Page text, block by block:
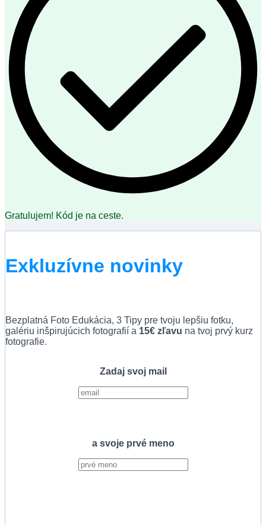
Gratulujem! Kód je na ceste.
Exkluzívne novinky
Bezplatná Foto Edukácia, 3 Tipy pre tvoju lepšiu fotku,
galériu inšpirujúcich fotografií a 15€ zľavu na tvoj prvý kurz
fotografie.
Zadaj svoj mail
a svoje prvé meno